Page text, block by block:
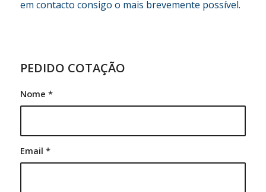
em contacto consigo o mais brevemente possível.
PEDIDO COTAÇÃO
Nome *
Email *